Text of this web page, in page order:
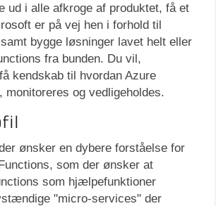
ud i alle afkroge af produktet, få et
er på vej hen i forhold til
bygge løsninger lavet helt eller
fra bunden. Du vil,
kendskab til hvordan Azure
monitoreres og vedligeholdes.
ønsker en dybere forståelse for
som der ønsker at
som hjælpefunktioner
"micro-services" der